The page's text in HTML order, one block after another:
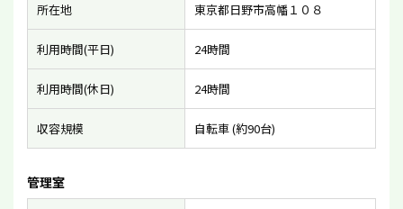
所在地 東京都日野市高幡１０８
利用時間(平日) 24時間
利用時間(休日) 24時間
収容規模 自転車 (約90台)
管理室